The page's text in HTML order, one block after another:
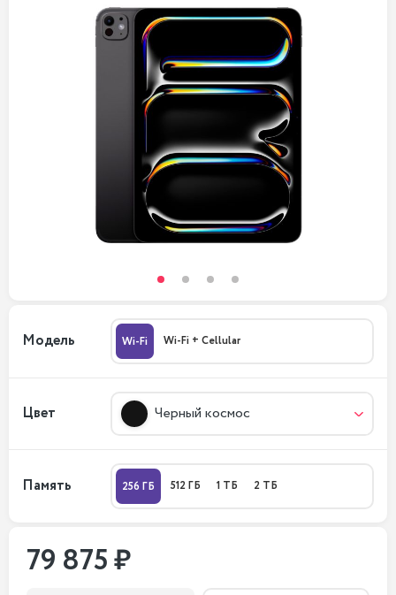
Модель Wi-Fi Wi-Fi + Cellular
Цвет Черный космос
Память 256 ГБ 512 ГБ 1 ТБ 2 ТБ
79 875 ₽